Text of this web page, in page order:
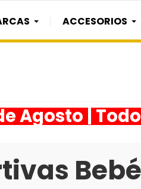
ACCESORIOS
Agosto |
Bebé